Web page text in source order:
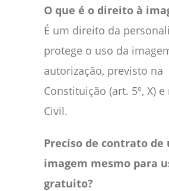
O que é o direito à
É um direito da
protege o uso da
autorização, previsto na
Constituição (art. 5º, X)
Civil.
Preciso de contrato de
imagem mesmo para
gratuito?